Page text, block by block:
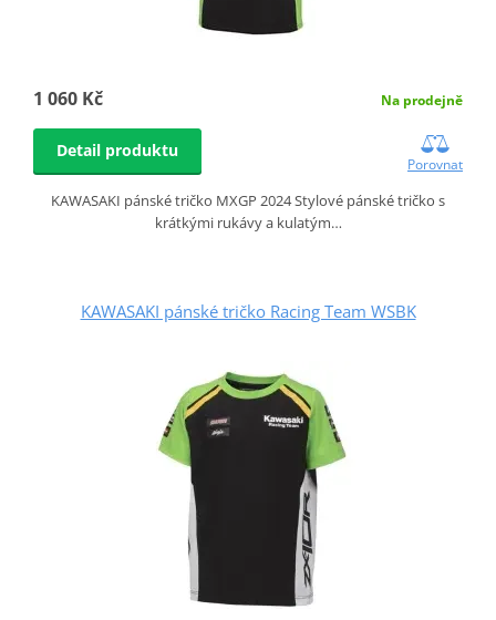
1 060 Kč Na prodejně
Detail produktu
Porovnat
KAWASAKI pánské tričko MXGP 2024 Stylové pánské tričko s
krátkými rukávy a kulatým…
KAWASAKI pánské tričko Racing Team WSBK